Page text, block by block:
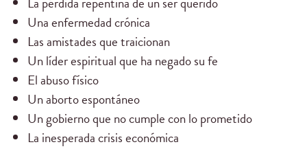
Una enfermedad crónica
Las amistades que traicionan
Un líder espiritual que ha negado su fe
El abuso físico
Un aborto espontáneo
Un gobierno que no cumple con lo prometido
La inesperada crisis económica